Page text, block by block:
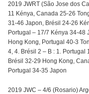
2019 JWRT (São Jose dos
11 Kénya, Canada 25-26
31-46 Japon, Brésil 24-26
Portugal – 17/7 Kénya 34-48
Hong Kong, Portugal 40-3
4, 4. Brésil 2 – B : 1. Portugal
Brésil 32-29 Hong Kong,
Portugal 34-35 Japon
2019 JWC – 4/6 (Rosario)